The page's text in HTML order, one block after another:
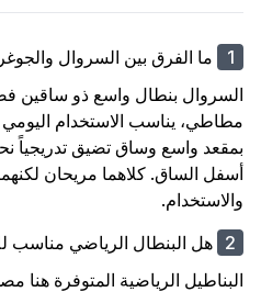
ما الفرق بين السروال
السروال بنطال واسع ذو ساقين
مطاطي، يناسب الاستخدام
بمقعد واسع وساق تضيق تدريجياً
أسفل الساق. كلاهما مريحان
والاستخدام.
هل البنطال الرياضي مناسب
البناطيل الرياضية المتوفرة هنا